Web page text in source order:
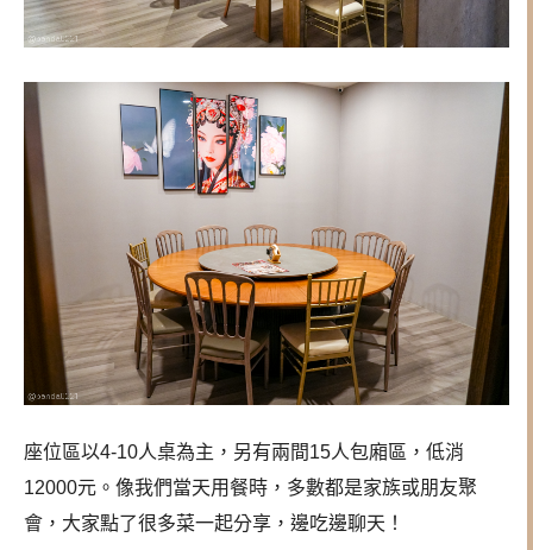
座位區以4-10人桌為主，另有兩間15人包廂區，低消
12000元。像我們當天用餐時，多數都是家族或朋友聚
會，大家點了很多菜一起分享，邊吃邊聊天！